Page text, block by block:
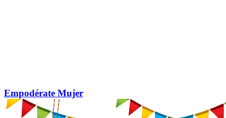
Empodérate Mujer